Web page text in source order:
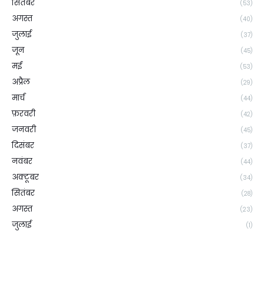
सितंबर (53)
अगस्त (40)
जुलाई (37)
जून (45)
मई (53)
अप्रैल (29)
मार्च (44)
फ़रवरी (42)
जनवरी (45)
दिसंबर (37)
नवंबर (44)
अक्टूबर (34)
सितंबर (28)
अगस्त (23)
जुलाई (1)